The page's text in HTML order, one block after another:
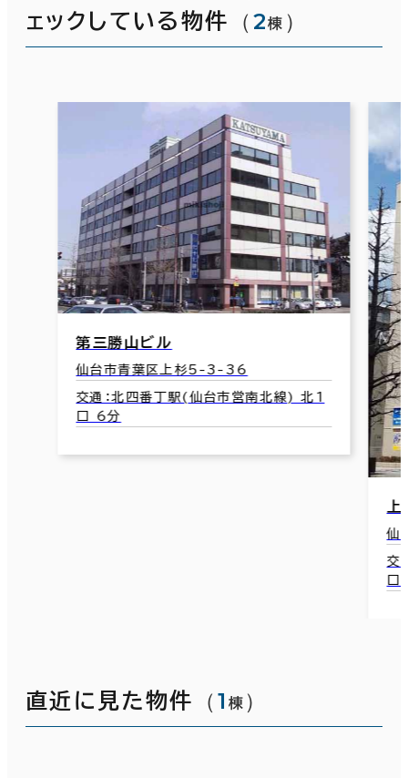
ェックしている物件
（2棟 ）
第三勝山ビル
仙台市青葉区上杉5-3-36
交通：北四番丁駅(仙台市営南北線) 北1
口 6分
仙
交
口
直近に見た物件 （1 棟 ）